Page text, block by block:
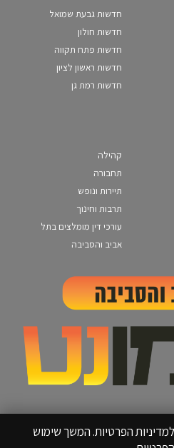
חדשות גבעת שמואל
חדשות חולון
חדשות פתח תקווה
חדשות ראשון לציון
חדשות רמת גן
קהילה
תחבורה
תיירות ונופש
תרבות וחינוך
עורכי דין מומלצים בתל
אביב והסביבה
הפרטיות. המשך שימוש